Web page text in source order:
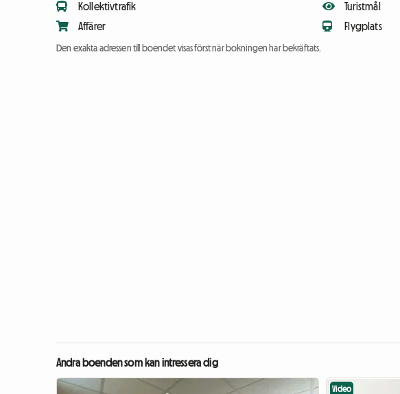
Kollektivtrafik
Affärer
Turistmål
Flygplats
Den exakta adressen till boendet visas först när bokningen har bekräftats.
Andra boenden som kan intressera dig
Video